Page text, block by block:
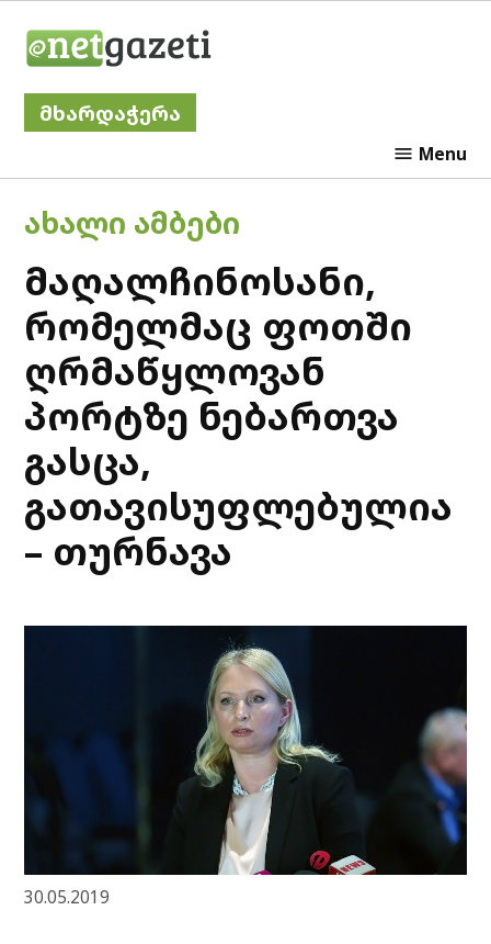
მხარდაჭერა
Menu
POSTED
IN
ᲐᲮᲐᲚᲘ ᲐᲛᲑᲔᲑᲘ
მაღალჩინოსანი,
რომელმაც ფოთში
ღრმაწყლოვან
პორტზე ნებართვა
გასცა,
გათავისუფლებულია
– თურნავა
30.05.2019